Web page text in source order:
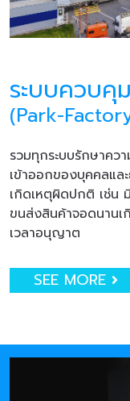
ระบบควบคุ
(Park-
รวมทุกระบบรักษาคว
เข้าออกของบุคคลแล
เกิดเหตุผิดปกติ เช่น
ขนส่งสินค้าจอดนาน
เวลาอนุญาต
SEE MORE